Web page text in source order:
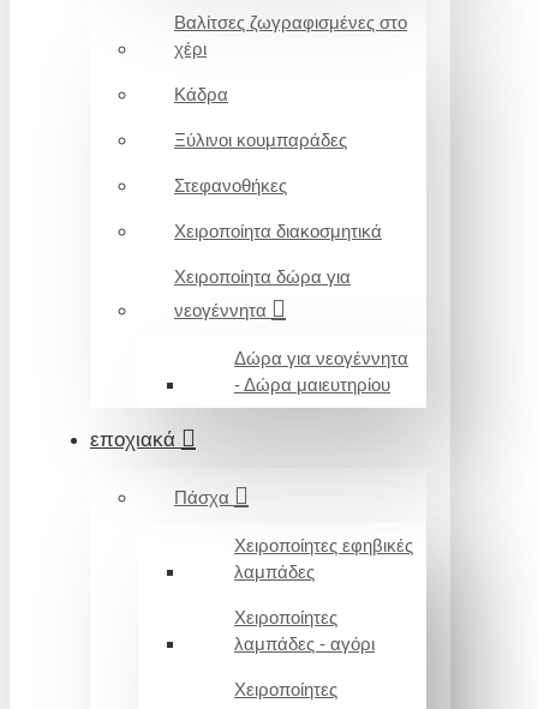
Βαλίτσες ζωγραφισμένες στο
χέρι
Κάδρα
Ξύλινοι κουμπαράδες
Στεφανοθήκες
Χειροποίητα διακοσμητικά
Χειροποίητα δώρα για
νεογέννητα
Δώρα για νεογέννητα
- Δώρα μαιευτηρίου
εποχιακά
Πάσχα
Χειροποίητες εφηβικές
λαμπάδες
Χειροποίητες
λαμπάδες - αγόρι
Χειροποίητες